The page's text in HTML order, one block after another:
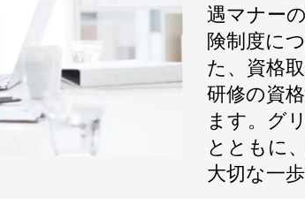
遇マナー
険制度に
た、資格
研修の資
ます。グ
とともに
大切な一